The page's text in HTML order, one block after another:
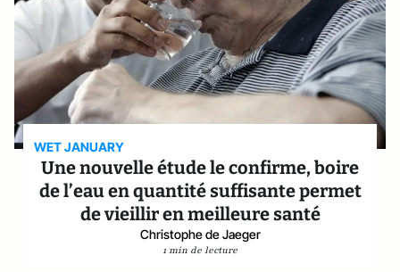
WET JANUARY
Une nouvelle étude le confirme, boire
de l’eau en quantité suffisante permet
de vieillir en meilleure santé
Christophe de Jaeger
1 min de lecture